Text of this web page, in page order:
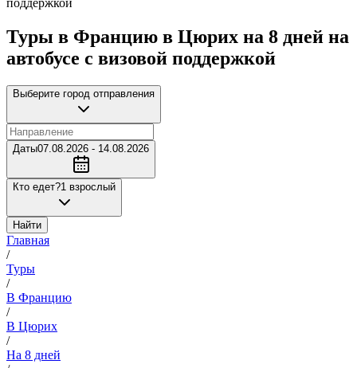
Туры в Францию в Цюрих на 8 дней на
автобусе с визовой поддержкой
Выберите город отправления
Даты07.08.2026 - 14.08.2026
Кто едет?1 взрослый
Найти
Главная
/
Туры
/
В Францию
/
В Цюрих
/
На 8 дней